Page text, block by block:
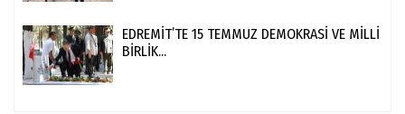
EDREMİT’TE 15 TEMMUZ DEMOKRASİ VE MİLLİ
BİRLİK...